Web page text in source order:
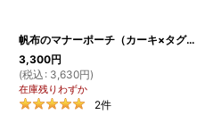
GO14]
帆布のマナーポーチ（カーキ×タグ）
3,300円
(税込 : 3,630円)
在庫残りわずか
2件